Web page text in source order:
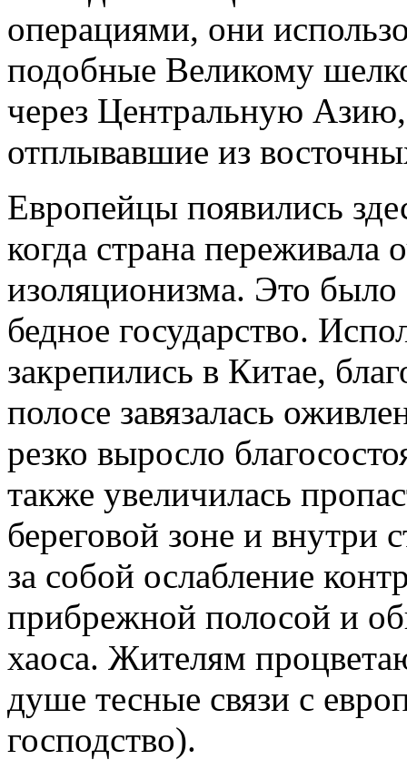
операциями, они
подобные Великому
через Центральную
отплывавшие из
Европейцы появились
когда страна переживала
изоляционизма. Это было
бедное государство.
закрепились в Китае,
полосе завязалась
резко выросло
также увеличилась
береговой зоне и внутри
за собой ослабление
прибрежной полосой и
хаоса. Жителям
душе тесные связи с
господство).